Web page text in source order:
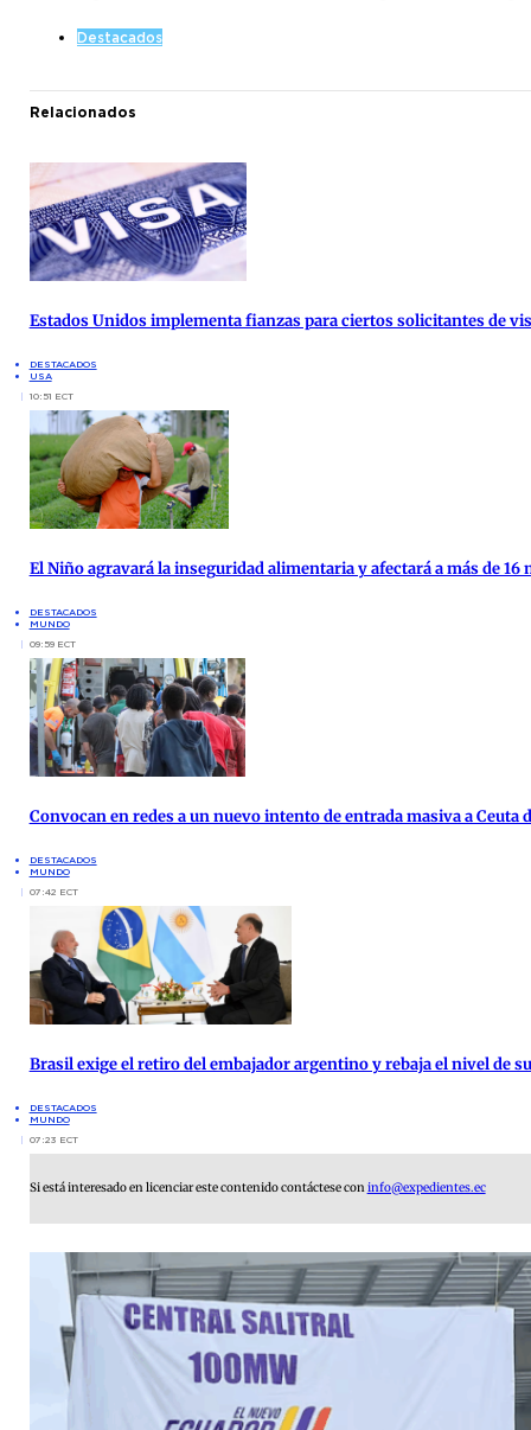
Destacados
Relacionados
Estados Unidos implementa fianzas para ciertos solicitantes de
DESTACADOS
USA
10:51 ECT
El Niño agravará la inseguridad alimentaria y afectará a más de
DESTACADOS
MUNDO
09:59 ECT
Convocan en redes a un nuevo intento de entrada masiva a Ceuta
DESTACADOS
MUNDO
07:42 ECT
Brasil exige el retiro del embajador argentino y rebaja el nivel de
DESTACADOS
MUNDO
07:23 ECT
Si está interesado en licenciar este contenido contáctese coninfo@expedientes.ec